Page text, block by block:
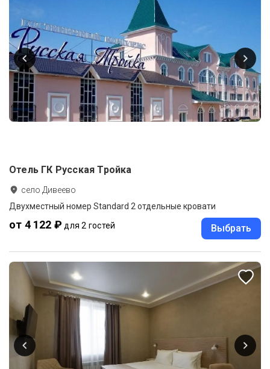
Отель ГК Русская Тройка
село Дивеево
Двухместный номер Standard 2 отдельные кровати
от 4 122 ₽ для 2 гостей Выбрать